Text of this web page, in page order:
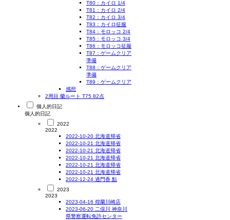
T80：カイロ 1/4
T81：カイロ 2/4
T82：カイロ 3/4
T83：カイロ征服
T84：モロッコ 2/4
T85：モロッコ 3/4
T86：モロッコ征服
T87：ゲームクリア
準備
T88：ゲームクリア
準備
T89：ゲームクリア
感想
2周目 蘭ルート T75 82点
個人的日記
個人的日記
2022
2022
2022-10-20 北海道帰省
2022-10-21 北海道帰省
2022-10-21 北海道帰省
2022-10-21 北海道帰省
2022-10-21 北海道帰省
2022-10-21 北海道帰省
2022-12-24 過門香 點
2023
2023
2023-04-16 煌蘭川崎店
2023-06-20 二俣川 神奈川
県警察運転免許センター